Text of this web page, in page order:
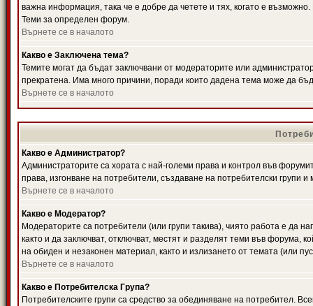
важна информация, така че е добре да четете и тях, когато е
Теми за определен форум.
Върнете се в началото
Какво е Заключена тема?
Темите могат да бъдат заключвани от модераторите или
прекратена. Има много причини, поради които дадена тема може да
Върнете се в началото
Какво е Администратор?
Администраторите са хората с най-големи права и контрол във
права, изгонване на потребители, създаване на потребителски групи
Върнете се в началото
Какво е Модератор?
Модераторите са потребители (или групи такива), чиято работа е да
както и да заключват, отключват, местят и разделят теми във форума,
на обиден и незаконен материал, както и излизането от темата (или
Върнете се в началото
Какво е Потребителска Група?
Потребителските групи са средство за обединяване на потребител.